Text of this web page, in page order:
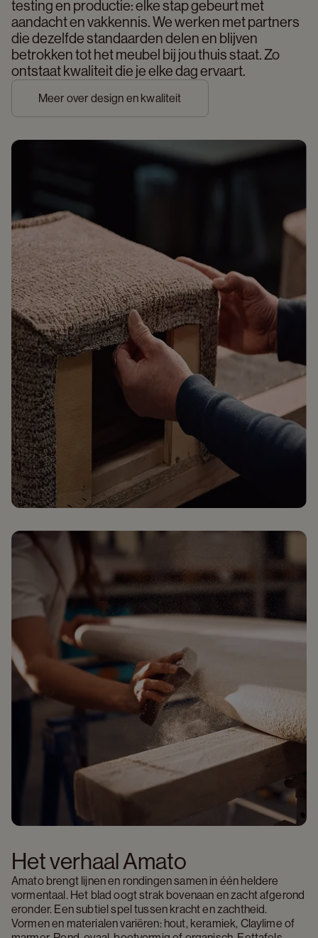
testing en productie: elke stap gebeurt met
aandacht en vakkennis. We werken met partners
die dezelfde standaarden delen en blijven
betrokken tot het meubel bij jou thuis staat. Zo
ontstaat kwaliteit die je elke dag ervaart.
Meer over design en kwaliteit
Het verhaal Amato
Amato brengt lijnen en rondingen samen in één heldere
vormentaal. Het blad oogt strak bovenaan en zacht afgerond
eronder. Een subtiel spel tussen kracht en zachtheid.
Vormen en materialen variëren: hout, keramiek, Claylime of